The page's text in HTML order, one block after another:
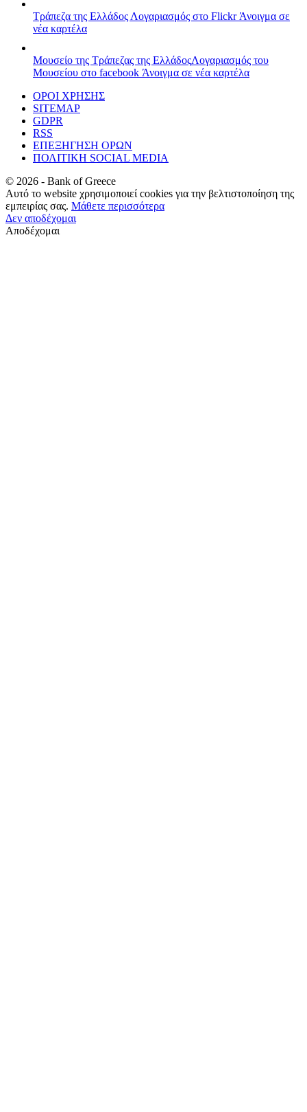
Τράπεζα της Ελλάδος Λογαριασμός στο FlickrΆνοιγμα σε
νέα καρτέλα
Μουσείο της Τράπεζας της ΕλλάδοςΛογαριασμός του
Μουσείου στο facebook Άνοιγμα σε νέα καρτέλα
ΟΡΟΙ ΧΡΗΣΗΣ
SITEMAP
GDPR
RSS
ΕΠΕΞΗΓΗΣΗ ΟΡΩΝ
ΠΟΛΙΤΙΚΗ SOCIAL MEDIA
© 2026 - Bank of Greece
Αυτό το website χρησιμοποιεί cookies για την βελτιστοποίηση της
εμπειρίας σας. Μάθετε περισσότερα
Δεν αποδέχομαι
Αποδέχομαι